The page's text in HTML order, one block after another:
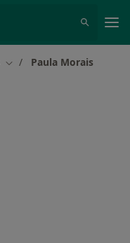
Mudar de cidade
Paula Morais